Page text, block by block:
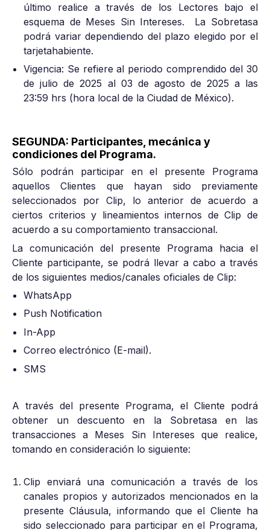
último realice a través de los Lectores bajo el
esquema de Meses Sin Intereses. La Sobretasa
podrá variar dependiendo del plazo elegido por el
tarjetahabiente.
Vigencia: Se refiere al periodo comprendido del 30
de julio de 2025 al 03 de agosto de 2025 a las
23:59 hrs (hora local de la Ciudad de México).
SEGUNDA: Participantes, mecánica y
condiciones del Programa.
Sólo podrán participar en el presente Programa
aquellos Clientes que hayan sido previamente
seleccionados por Clip, lo anterior de acuerdo a
ciertos criterios y lineamientos internos de Clip de
acuerdo a su comportamiento transaccional.
La comunicación del presente Programa hacia el
Cliente participante, se podrá llevar a cabo a través
de los siguientes medios/canales oficiales de Clip:
WhatsApp
Push Notification
In-App
Correo electrónico (E-mail).
SMS
A través del presente Programa, el Cliente podrá
obtener un descuento en la Sobretasa en las
transacciones a Meses Sin Intereses que realice,
tomando en consideración lo siguiente:
Clip enviará una comunicación a través de los
canales propios y autorizados mencionados en la
presente Cláusula, informando que el Cliente ha
sido seleccionado para participar en el Programa,